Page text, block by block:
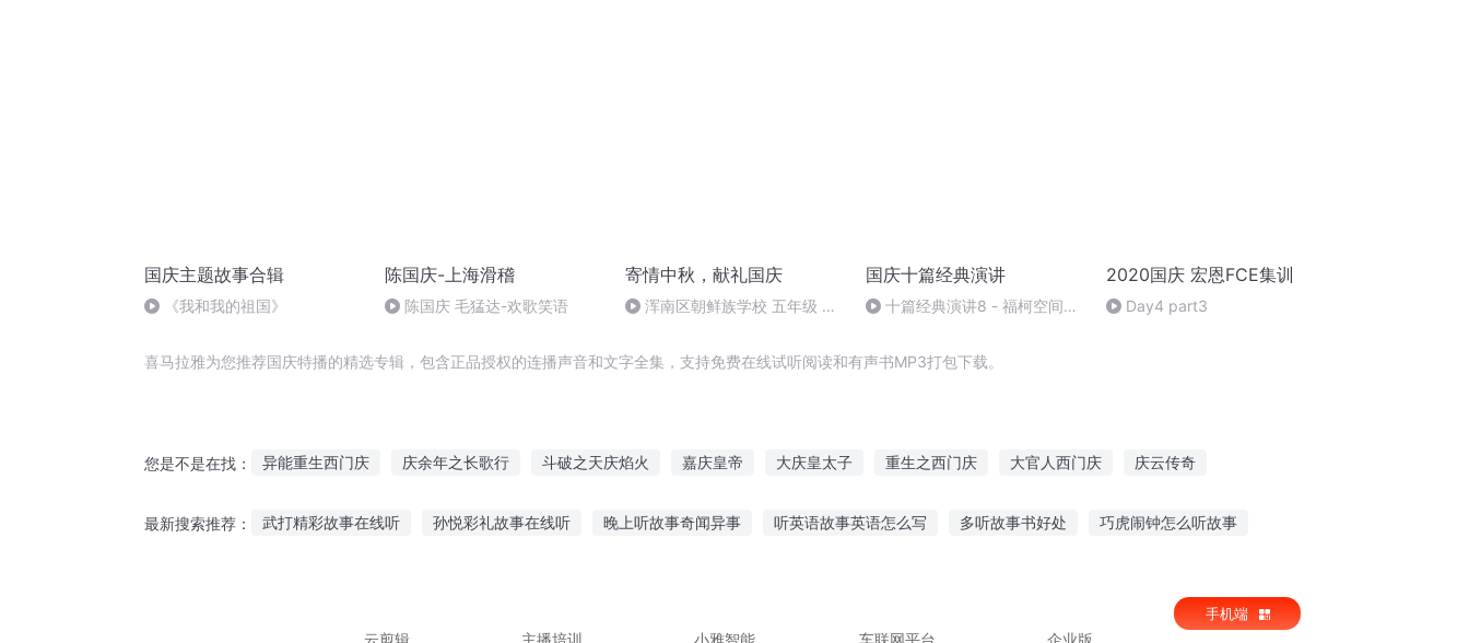
国庆主题故事合辑
《我和我的祖国》
陈国庆-上海滑稽
陈国庆 毛猛达-欢歌笑语
寄情中秋，献礼国庆
浑南区朝鲜族学校 五年级 孙
国庆十篇经典演讲
十篇经典演讲8 - 福柯空间回
2020国庆 宏恩FCE集训
Day4 part3
喜马拉雅为您推荐国庆特播的精选专辑，包含正品授权的连播声音和文字全集，支持免费在线试听阅读和有声书MP3打包下载。
您是不是在找： 异能重生西门庆 庆余年之长歌行 斗破之天庆焰火 嘉庆皇帝 大庆皇太子 重生之西门庆 大官人西门庆 庆云传奇
最新搜索推荐： 武打精彩故事在线听 孙悦彩礼故事在线听 晚上听故事奇闻异事 听英语故事英语怎么写 多听故事书好处 巧虎闹钟怎么听故事
云剪辑
主播培训 小雅智能 车联网平台 企业版
手机端